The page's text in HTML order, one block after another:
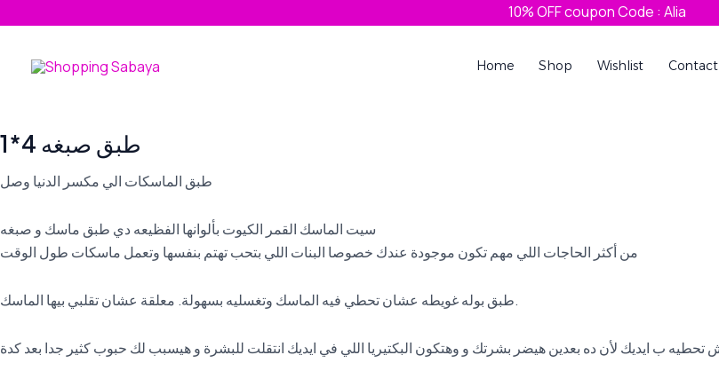
content
10% OFF coupon Code : Alia
Home Shop Wishlist Contact
طبق صبغه 4*1
طبق الماسكات الي مكسر الدنيا وصل
سيت الماسك القمر الكيوت بألوانها الفظيعه دي طبق ماسك و صبغه
من أكثر الحاجات اللي مهم تكون موجودة عندك خصوصا البنات اللي بتحب تهتم بنفسها وتعمل ماسكات طول الوقت
طبق بوله غويطه عشان تحطي فيه الماسك وتغسليه بسهولة. معلقة عشان تقلبي بيها الماسك.